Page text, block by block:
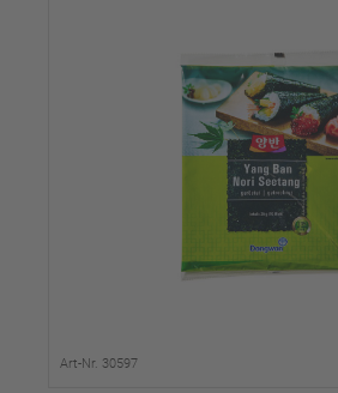
Art-Nr. 30597